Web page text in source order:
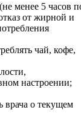
менее 5 часов
от жирной и
чай, кофе,
настроении;
врача о текущем